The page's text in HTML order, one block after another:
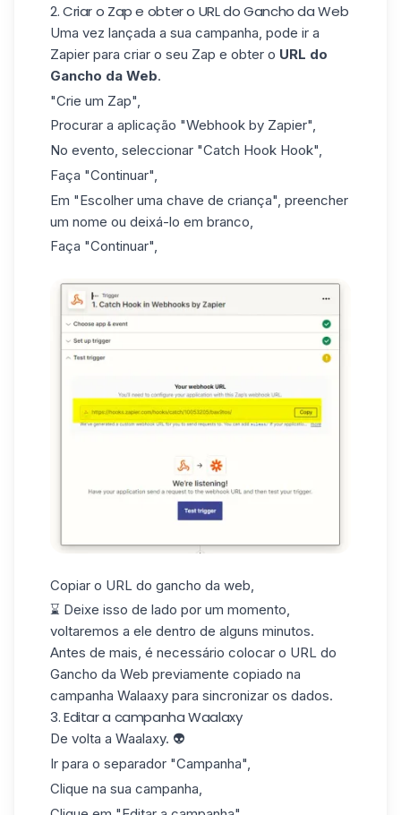
2. Criar o Zap e obter o URL do Gancho da Web
Uma vez lançada a sua campanha, pode ir a
Zapier para criar o seu Zap e obter o URL do
Gancho da Web.
"Crie um Zap",
Procurar a aplicação "Webhook by Zapier",
No evento, seleccionar "Catch Hook Hook",
Faça "Continuar",
Em "Escolher uma chave de criança", preencher
um nome ou deixá-lo em branco,
Faça "Continuar",
Copiar o URL do gancho da web,
⌛ Deixe isso de lado por um momento,
voltaremos a ele dentro de alguns minutos.
Antes de mais, é necessário colocar o URL do
Gancho da Web previamente copiado na
campanha Walaaxy para sincronizar os dados.
3. Editar a campanha Waalaxy
De volta a Waalaxy. 👽
Ir para o separador "Campanha",
Clique na sua campanha,